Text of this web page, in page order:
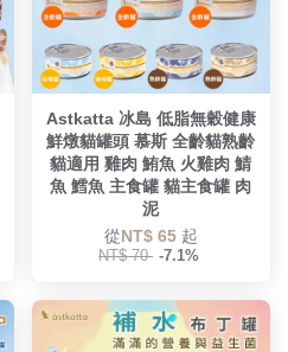
Astkatta 冰島 低脂無穀健康
鮮燉貓罐頭 慕斯 全齡貓熟齡
貓適用 雞肉 鮪魚 火雞肉 鯖
魚 鱈魚 主食罐 貓主食罐 肉
泥
從NT$ 65 起
NT$ 70 -7.1%